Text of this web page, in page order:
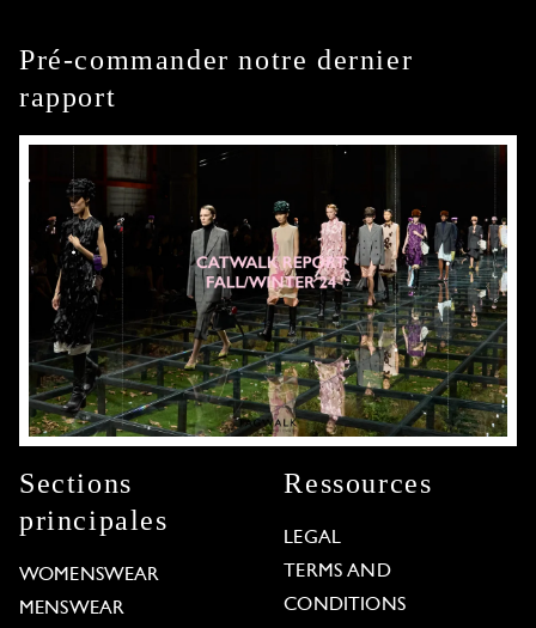
Pré-commander notre dernier
rapport
Sections
principales
WOMENSWEAR
MENSWEAR
Ressources
LEGAL
TERMS AND
CONDITIONS